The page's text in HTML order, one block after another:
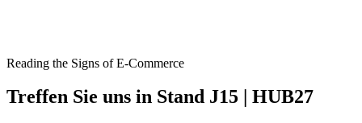
Reading the Signs of E-Commerce
Treffen Sie uns in Stand J15 | HUB27